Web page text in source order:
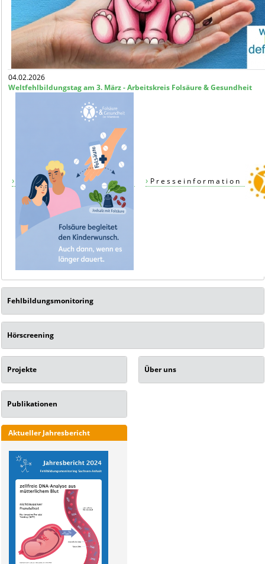
04.02.2026
Weltfehlbildungstag am 3. März - Arbeitskreis Folsäure & Gesundheit
P r e s s e i n f o r m a t i o n
Fehlbildungsmonitoring
Hörscreening
Projekte Über uns
Publikationen
Aktueller Jahresbericht